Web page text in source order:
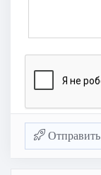
Отправить